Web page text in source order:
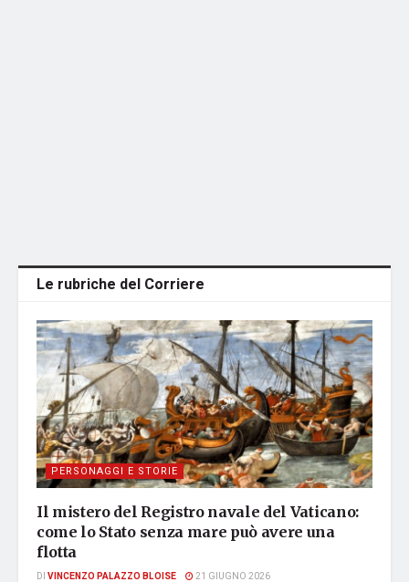
Le rubriche del Corriere
PERSONAGGI E STORIE
Il mistero del Registro navale del Vaticano:
come lo Stato senza mare può avere una
flotta
DI VINCENZO PALAZZO BLOISE 21 GIUGNO 2026